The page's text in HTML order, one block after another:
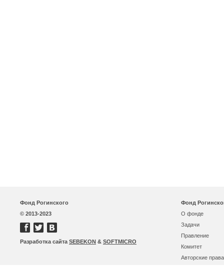
Фонд Рогинского
© 2013-2023
Разработка сайта SEBEKON & SOFTMICRO
Фонд
О фонде
Задачи
Правление
Комитет
Авторские права